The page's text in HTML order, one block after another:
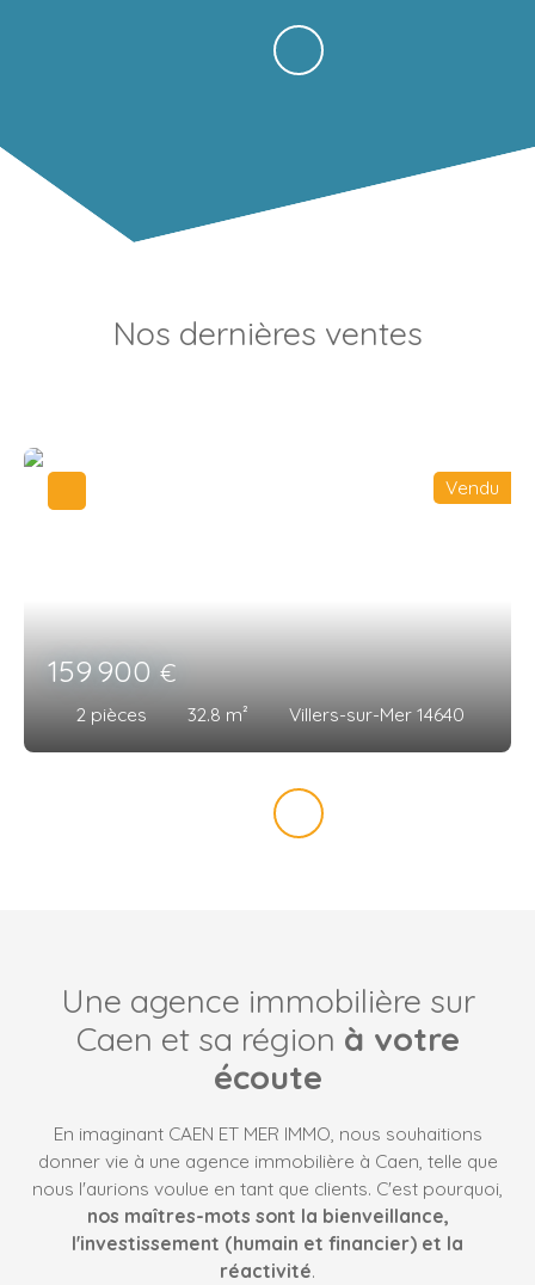
Nos dernières ventes
159 900€
2 pièces 32.8 m² Villers-sur-Mer 14640
Vendu
Une agence immobilière sur
Caen et sa région à votre
écoute
En imaginant CAEN ET MER IMMO, nous souhaitions
donner vie à une agence immobilière à Caen, telle que
nous l'aurions voulue en tant que clients. C'est pourquoi,
nos maîtres-mots sont la bienveillance,
l'investissement (humain et financier) et la
réactivité.